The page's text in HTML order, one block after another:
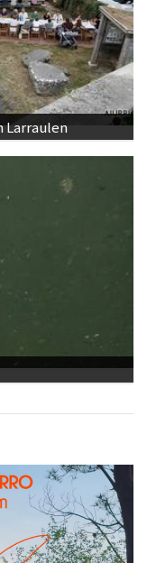
Larraulen